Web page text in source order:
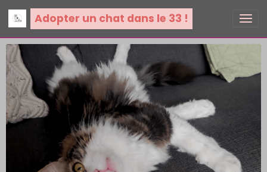
Adopter un chat dans le 33 !